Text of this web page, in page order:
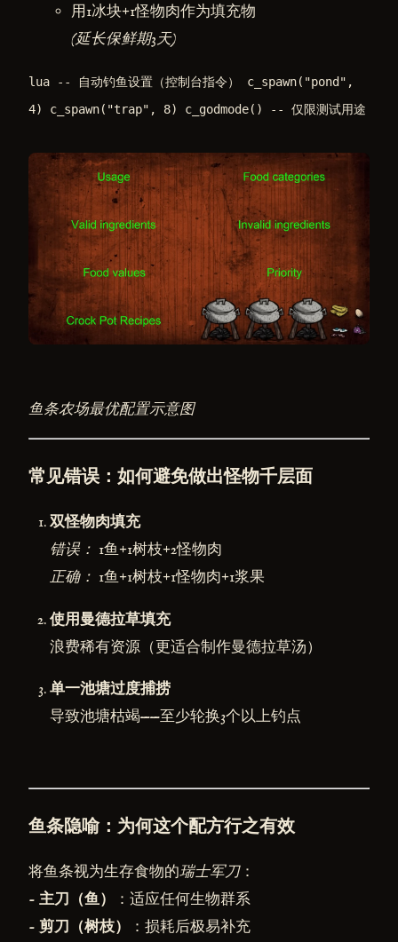
用1冰块+1怪物肉作为填充物
(延长保鲜期3天)
lua -- 自动钓鱼设置（控制台指令） c_spawn("pond",
4) c_spawn("trap", 8) c_godmode() -- 仅限测试用途
鱼条农场最优配置示意图
常见错误：如何避免做出怪物千层面
双怪物肉填充
错误： 1鱼+1树枝+2怪物肉
正确： 1鱼+1树枝+1怪物肉+1浆果
使用曼德拉草填充
浪费稀有资源（更适合制作曼德拉草汤）
单一池塘过度捕捞
导致池塘枯竭——至少轮换3个以上钓点
鱼条隐喻：为何这个配方行之有效
将鱼条视为生存食物的瑞士军刀：
- 主刀（鱼）
：适应任何生物群系
-剪刀（树枝）
：损耗后极易补充